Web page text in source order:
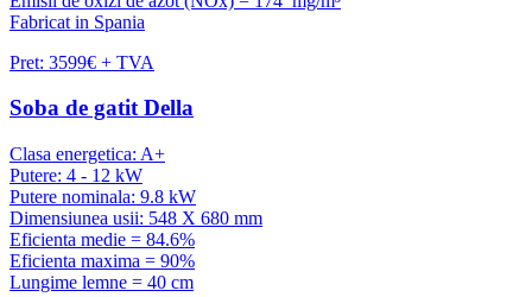
Fabricat in Spania
Pret: 3599€ + TVA
Soba de gatit Della
Clasa energetica: A+
Putere: 4 - 12 kW
Putere nominala: 9.8 kW
Dimensiunea usii: 548 X 680 mm
Eficienta medie = 84.6%
Eficienta maxima = 90%
Lungime lemne = 40 cm